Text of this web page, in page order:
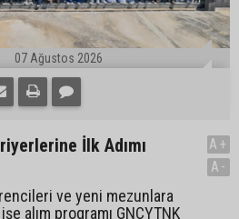
07 Ağustos 2026
İlk Adımı
ve yeni mezunlara
alım programı GNÇYTNK
A+
A-